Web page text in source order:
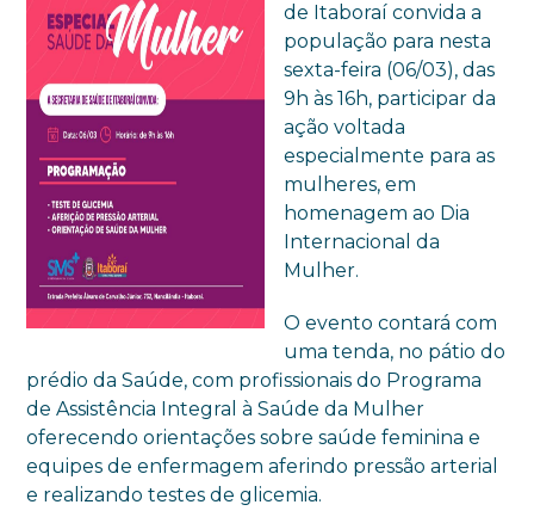
de Itaboraí convida a
população para nesta
sexta-feira (06/03), das
9h às 16h, participar da
ação voltada
especialmente para as
mulheres, em
homenagem ao Dia
Internacional da
Mulher.
O evento contará com
uma tenda, no pátio do
prédio da Saúde, com profissionais do Programa
de Assistência Integral à Saúde da Mulher
oferecendo orientações sobre saúde feminina e
equipes de enfermagem aferindo pressão arterial
e realizando testes de glicemia.